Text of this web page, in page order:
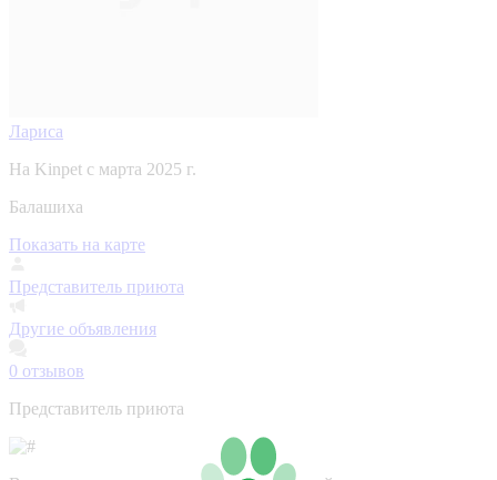
Лариса
На Kinpet c марта 2025 г.
Балашиха
Показать на карте
Представитель приюта
Другие объявления
0 отзывов
Представитель приюта